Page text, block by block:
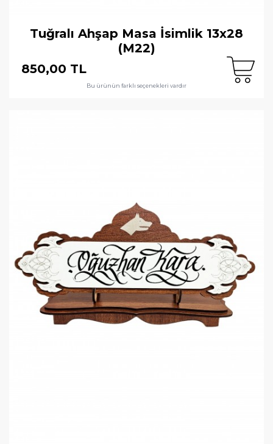
Tuğralı Ahşap Masa İsimlik 13x28
(M22)
850,00 TL
Bu ürünün farklı seçenekleri vardır